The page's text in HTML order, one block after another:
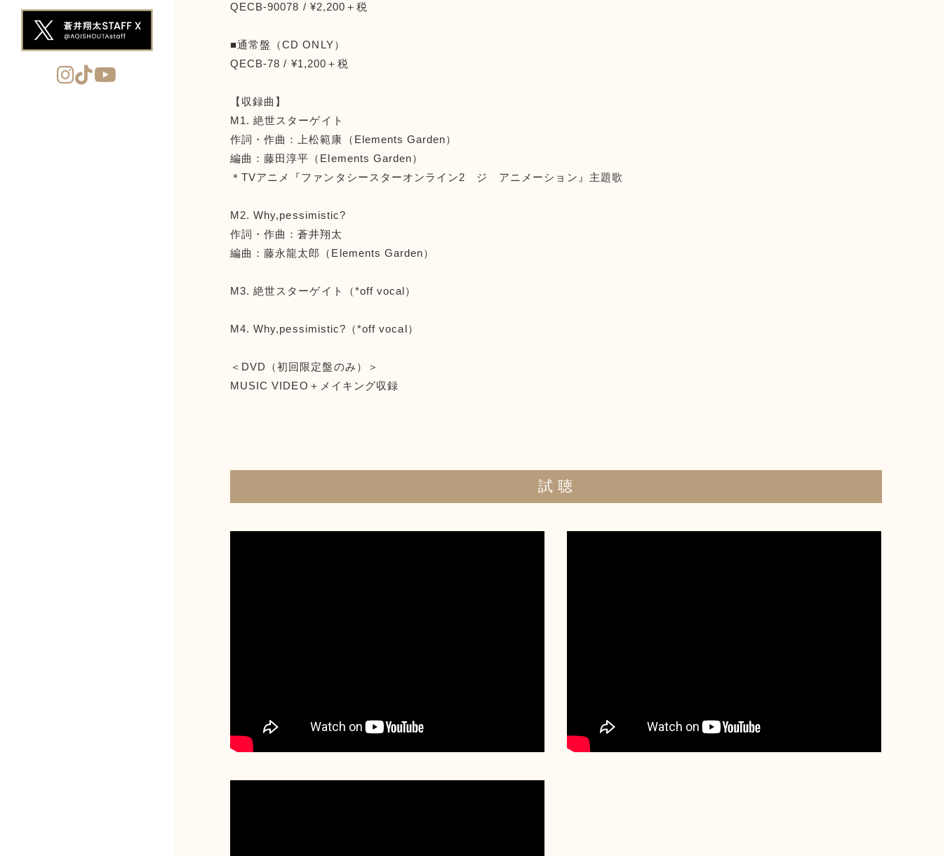
QECB-90078 / ¥2,200＋税
■通常盤（CD ONLY）
QECB-78 / ¥1,200＋税
【収録曲】
M1. 絶世スターゲイト
作詞・作曲：上松範康（Elements Garden）
編曲：藤田淳平（Elements Garden）
＊TVアニメ『ファンタシースターオンライン2 ジ アニメーション』主題歌
M2. Why,pessimistic?
作詞・作曲：蒼井翔太
編曲：藤永龍太郎（Elements Garden）
M3. 絶世スターゲイト（*off vocal）
M4. Why,pessimistic?（*off vocal）
＜DVD（初回限定盤のみ）＞
MUSIC VIDEO＋メイキング収録
試 聴